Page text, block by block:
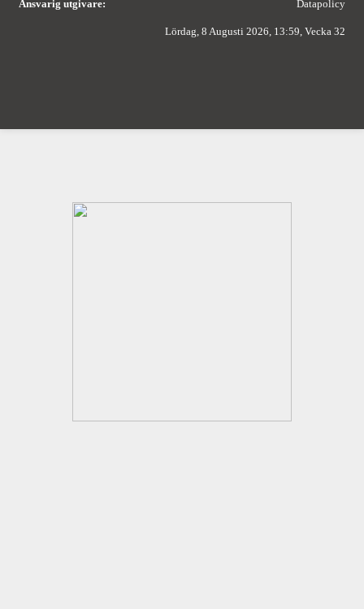
Ansvarig utgivare: Datapolicy
Lördag, 8 Augusti 2026, 13:59, Vecka 32